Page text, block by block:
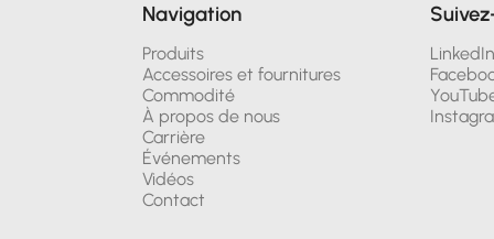
Navigation
Produits
Accessoires et fournitures
Commodité
À propos de nous
Carrière
Événements
Vidéos
Contact